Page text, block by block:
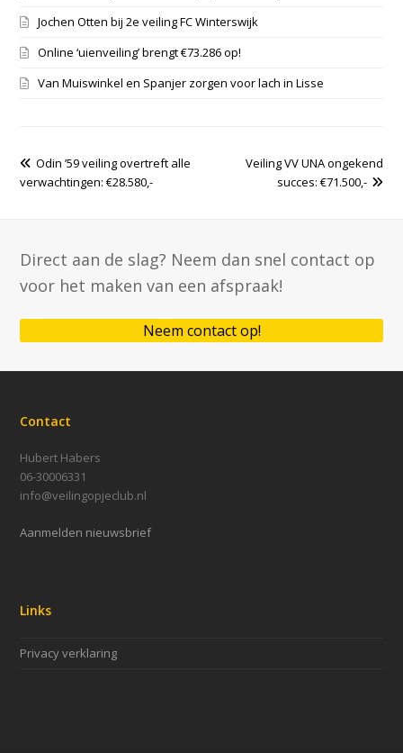
Jochen Otten bij 2e veiling FC Winterswijk
Online ‘uienveiling’ brengt €73.286 op!
Van Muiswinkel en Spanjer zorgen voor lach in Lisse
previous
post:
Odin ’59 veiling overtreft alle
verwachtingen: €28.580,-
next
Veiling VV UNA ongekend
succes: €71.500,-
Direct aan de slag? Neem dan snel contact op
voor het maken van een afspraak!
Neem contact op!
Contact
Hubert Habers
06-30006331
info@veilingopjeclub.nl
Aanmelden nieuwsbrief
Links
Privacy verklaring